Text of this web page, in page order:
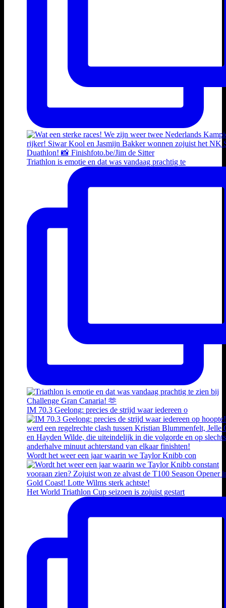
Triathlon is emotie en dat was vandaag prachtig te
IM 70.3 Geelong: precies de strijd waar iedereen o
Wordt het weer een jaar waarin we Taylor Knibb con
Het World Triathlon Cup seizoen is zojuist gestart